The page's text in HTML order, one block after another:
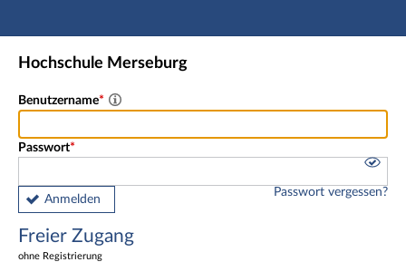
Hauptnavigation
Freier Zugang
Nutzerdaten abrufen
Fußzeile
Hochschule Merseburg
Benutzername
Passwort
Anmelden
Passwort vergessen?
Freier Zugang
ohne Registrierung